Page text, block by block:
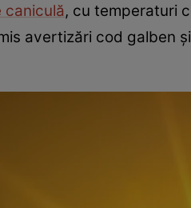
caniculă, cu temperaturi
avertizări cod galben